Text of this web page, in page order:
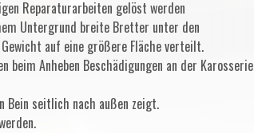
Reparaturarbeiten gelöst werden
Untergrund breite Bretter unter den
auf eine größere Fläche verteilt.
beim Anheben Beschädigungen an der Karosserie
Bein seitlich nach außen zeigt.